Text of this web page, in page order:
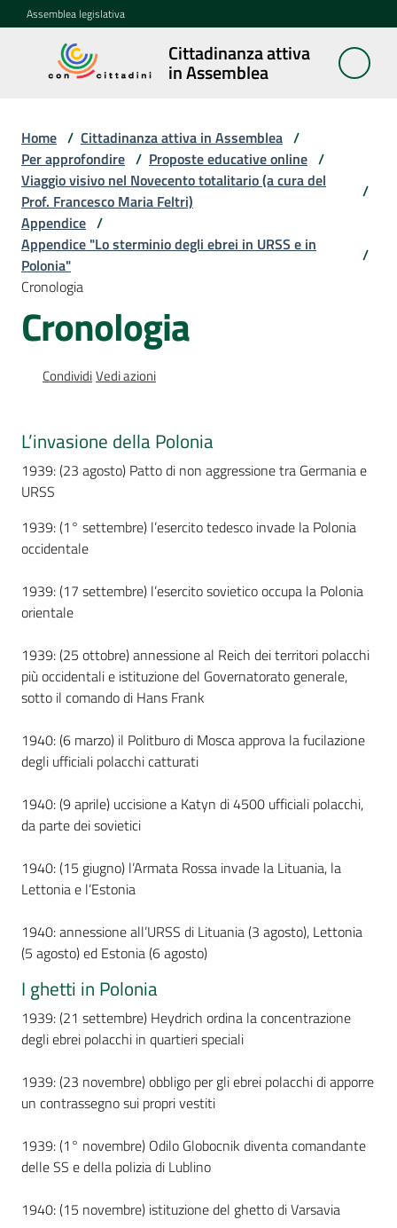
Vai al contenuto
Vai alla navigazione
Vai al footer
Assemblea legislativa
Cittadinanza attiva
in Assemblea
Cittadinanza
attiva in
Concittadini
Porte
aperte
in
Assemblea
Mostre
sulla
memoria
Seguici
su
Assemblea
Assemblea
Attività
Per i media
Per i cittadini
Home / Cittadinanza attiva in Assemblea /
Per approfondire / Proposte educative online /
Viaggio visivo nel Novecento totalitario (a cura del
Prof. Francesco Maria Feltri)
/
Appendice /
Appendice "Lo sterminio degli ebrei in URSS e in
Polonia"
/
Cronologia
Cronologia
CondividiVedi azioni
L’invasione della Polonia
1939: (23 agosto) Patto di non aggressione tra Germania e
URSS
1939: (1° settembre) l’esercito tedesco invade la Polonia
occidentale
1939: (17 settembre) l’esercito sovietico occupa la Polonia
orientale
1939: (25 ottobre) annessione al Reich dei territori polacchi
più occidentali e istituzione del Governatorato generale,
sotto il comando di Hans Frank
1940: (6 marzo) il Politburo di Mosca approva la fucilazione
degli ufficiali polacchi catturati
1940: (9 aprile) uccisione a Katyn di 4500 ufficiali polacchi,
da parte dei sovietici
1940: (15 giugno) l’Armata Rossa invade la Lituania, la
Lettonia e l’Estonia
1940: annessione all’URSS di Lituania (3 agosto), Lettonia
(5 agosto) ed Estonia (6 agosto)
I ghetti in Polonia
1939: (21 settembre) Heydrich ordina la concentrazione
degli ebrei polacchi in quartieri speciali
1939: (23 novembre) obbligo per gli ebrei polacchi di apporre
un contrassegno sui propri vestiti
1939: (1° novembre) Odilo Globocnik diventa comandante
delle SS e della polizia di Lublino
1940: (15 novembre) istituzione del ghetto di Varsavia